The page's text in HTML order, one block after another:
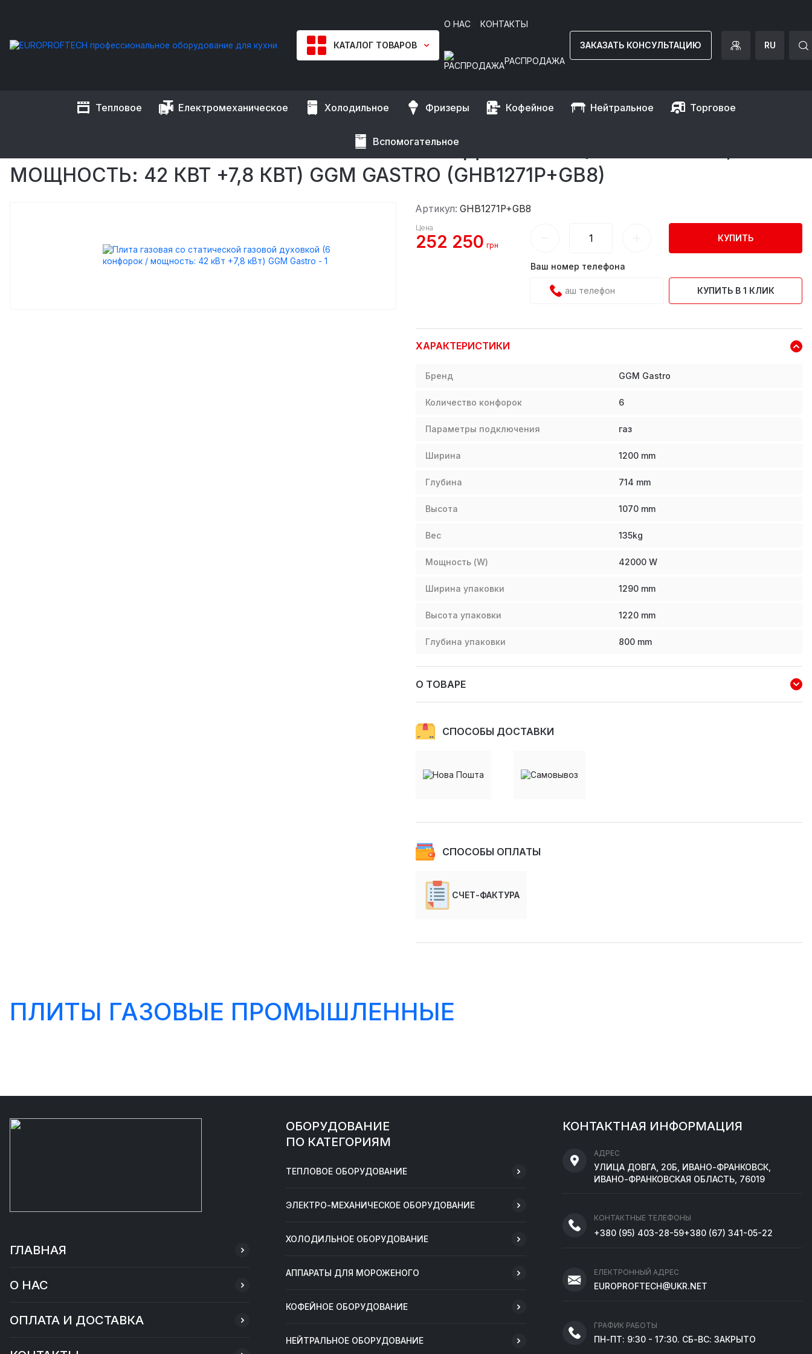
КАТАЛОГ ТОВАРОВ
О НАС КОНТАКТЫ
РАСПРОДАЖА
ЗАКАЗАТЬ КОНСУЛЬТАЦИЮ RU
Тепловое Електромеханическое Холодильное Фризеры Кофейное Нейтральное Торговое
Вспомогательное
EUROPROFTECH Тепловое оборудование Плиты промышленные
Плиты газовые промышленные
ПЛИТА ГАЗОВАЯ СО СТАТИЧЕСКОЙ ГАЗОВОЙ ДУХОВКОЙ (6 КОНФОРОК /
МОЩНОСТЬ: 42 КВТ +7,8 КВТ) GGM GASTRO (GHB1271P+GB8)
Артикул: GHB1271P+GB8
Цена
252 250 грн
КУПИТЬ
Ваш номер телефона
КУПИТЬ В 1 КЛИК
ХАРАКТЕРИСТИКИ
Бренд GGM Gastro
Количество конфорок 6
Параметры подключения газ
Ширина 1200 mm
Глубина 714 mm
Высота 1070 mm
Вес 135kg
Мощность (W) 42000 W
Ширина упаковки 1290 mm
Высота упаковки 1220 mm
Глубина упаковки 800 mm
О ТОВАРЕ
СПОСОБЫ ДОСТАВКИ
СПОСОБЫ ОПЛАТЫ
СЧЕТ-ФАКТУРА
ПЛИТЫ ГАЗОВЫЕ ПРОМЫШЛЕННЫЕ
ГЛАВНАЯ
О НАС
ОПЛАТА И ДОСТАВКА
ОБОРУДОВАНИЕ
ПО КАТЕГОРИЯМ
ТЕПЛОВОЕ ОБОРУДОВАНИЕ
ЭЛЕКТРО-МЕХАНИЧЕСКОЕ ОБОРУДОВАНИЕ
ХОЛОДИЛЬНОЕ ОБОРУДОВАНИЕ
АППАРАТЫ ДЛЯ МОРОЖЕНОГО
КОФЕЙНОЕ ОБОРУДОВАНИЕ
НЕЙТРАЛЬНОЕ ОБОРУДОВАНИЕ
КОНТАКТНАЯ ИНФОРМАЦИЯ
АДРЕС
УЛИЦА ДОВГА, 20Б, ИВАНО-ФРАНКОВСК,
ИВАНО-ФРАНКОВСКАЯ ОБЛАСТЬ, 76019
КОНТАКТНЫЕ ТЕЛЕФОНЫ
+380 (95) 403-28-59+380 (67) 341-05-22
ЕЛЕКТРОННЫЙ АДРЕС
EUROPROFTECH@UKR.NET
ГРАФИК РАБОТЫ
ПН-ПТ: 9:30 - 17:30. СБ-ВС: ЗАКРЫТО